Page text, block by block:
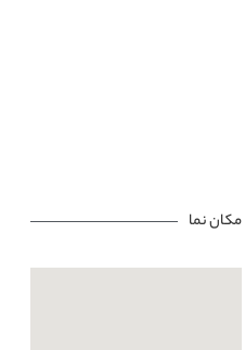
مکان نما